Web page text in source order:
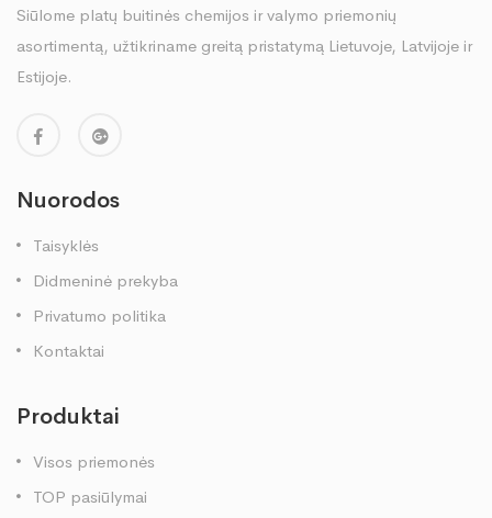
Siūlome platų buitinės chemijos ir valymo priemonių
asortimentą, užtikriname greitą pristatymą Lietuvoje, Latvijoje ir
Estijoje.
Nuorodos
Taisyklės
Didmeninė prekyba
Privatumo politika
Kontaktai
Produktai
Visos priemonės
TOP pasiūlymai